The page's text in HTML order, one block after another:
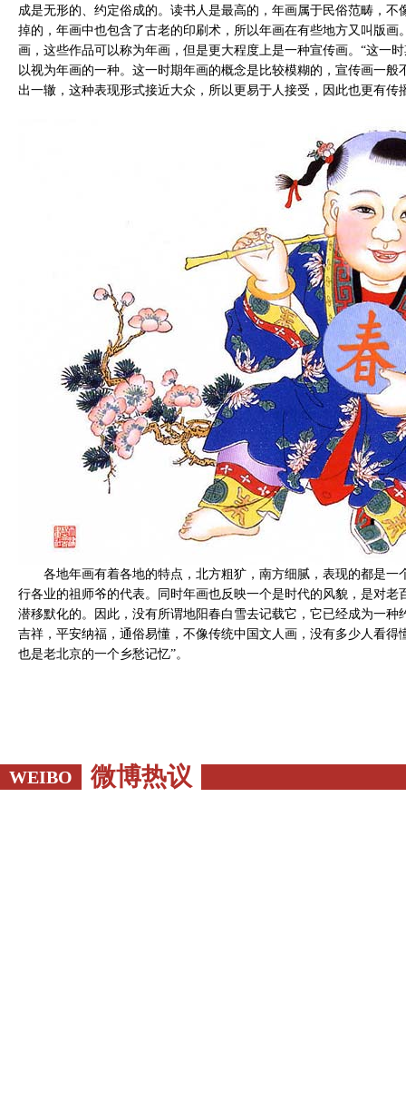
成是无形的、约定俗成的。读书人是最高的，年画属于民俗范畴，
掉的，年画中也包含了古老的印刷术，所以年画在有些地方又叫版
画，这些作品可以称为年画，但是更大程度上是一种宣传画。“这一
以视为年画的一种。这一时期年画的概念是比较模糊的，宣传画一
出一辙，这种表现形式接近大众，所以更易于人接受，因此也更有传
各地年画有着各地的特点，北方粗犷，南方细腻，表现的都是
行各业的祖师爷的代表。同时年画也反映一个是时代的风貌，是对
潜移默化的。因此，没有所谓地阳春白雪去记载它，它已经成为一
吉祥，平安纳福，通俗易懂，不像传统中国文人画，没有多少人看
也是老北京的一个乡愁记忆”。
WEIBO 微博热议